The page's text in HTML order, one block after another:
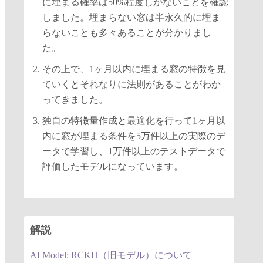
に埋まる確率は50%程度しかないことを確認
しました。埋まらない窓は半永久的に埋ま
らないことも多々あることが分かりまし
た。
その上で、1ヶ月以内に埋まる窓の特徴を見
ていくとそれなりに法則があることがわか
ってきました。
独自の特徴量作成と最適化を行って1ヶ月以
内に窓が埋まる条件を5万件以上の実際のデ
ータで学習し、1万件以上のテストデータで
評価したモデルになっています。
解説
AI Model: RCKH（旧モデル）について